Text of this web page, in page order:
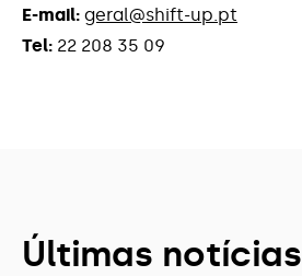
E-mail: geral@shift-up.pt
Tel: 22 208 35 09
Últimas notícias